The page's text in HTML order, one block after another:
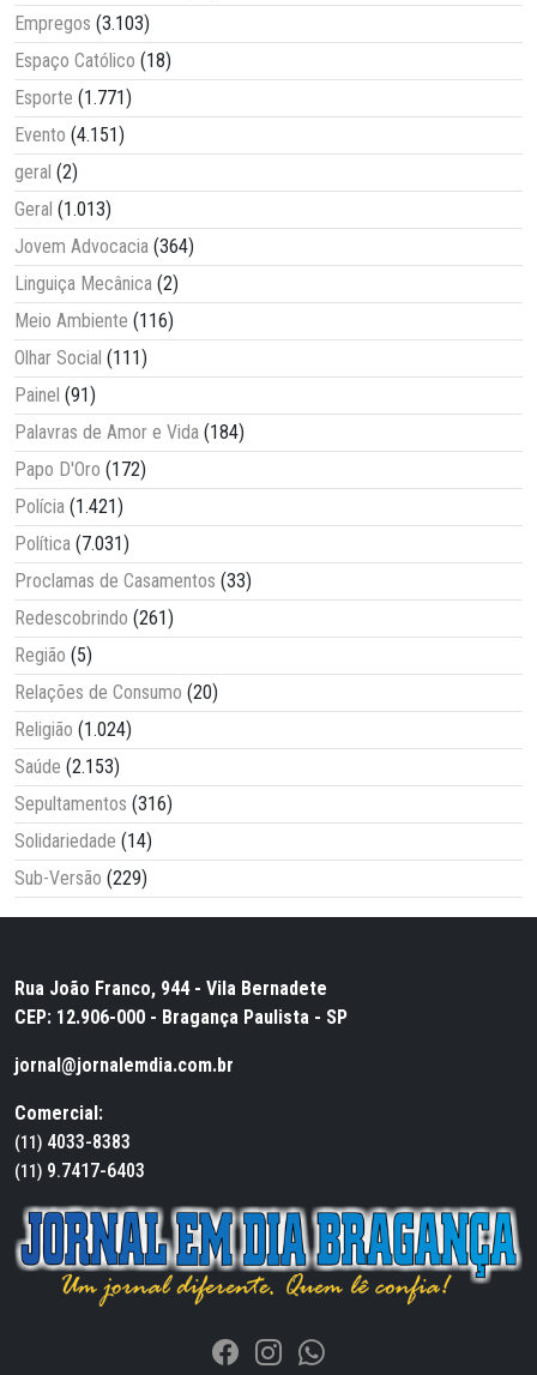
Empregos (3.103)
Espaço Católico (18)
Esporte (1.771)
Evento (4.151)
geral (2)
Geral (1.013)
Jovem Advocacia (364)
Linguiça Mecânica (2)
Meio Ambiente (116)
Olhar Social (111)
Painel (91)
Palavras de Amor e Vida (184)
Papo D'Oro (172)
Polícia (1.421)
Política (7.031)
Proclamas de Casamentos (33)
Redescobrindo (261)
Região (5)
Relações de Consumo (20)
Religião (1.024)
Saúde (2.153)
Sepultamentos (316)
Solidariedade (14)
Sub-Versão (229)
Rua João Franco, 944 - Vila Bernadete
CEP: 12.906-000 - Bragança Paulista - SP
jornal@jornalemdia.com.br
Comercial:
(11) 4033-8383
(11) 9.7417-6403